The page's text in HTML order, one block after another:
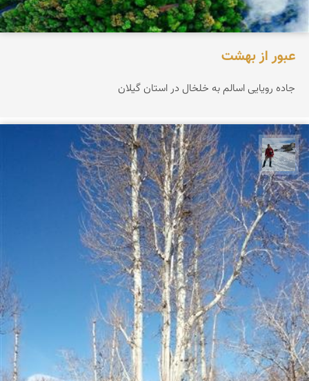
عبور از بهشت
جاده رویایی اسالم به خلخال در استان گیلان
محمد رفیعی